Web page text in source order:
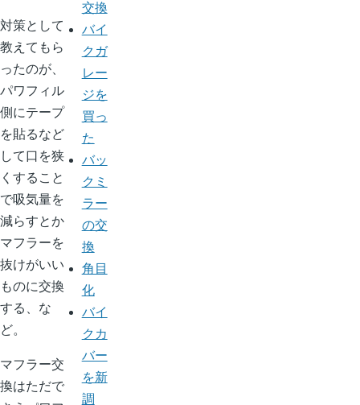
対策として
教えてもら
ったのが、
パワフィル
側にテープ
を貼るなど
して口を狭
くすること
で吸気量を
減らすとか
マフラーを
抜けがいい
ものに交換
する、な
ど。
マフラー交
換はただで
交換
バイ
クガ
レー
ジを
買っ
た
バッ
クミ
ラー
の交
換
角目
化
バイ
クカ
バー
を新
調